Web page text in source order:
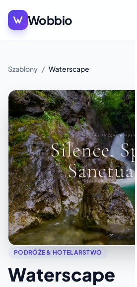
Wobbio
Szablony / Waterscape
PODRÓŻE & HOTELARSTWO
Waterscape